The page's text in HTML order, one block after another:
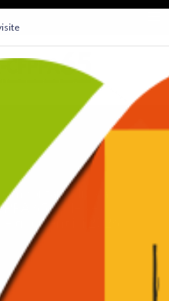
importants liés à
65 et de ses
trouvent ici 2026